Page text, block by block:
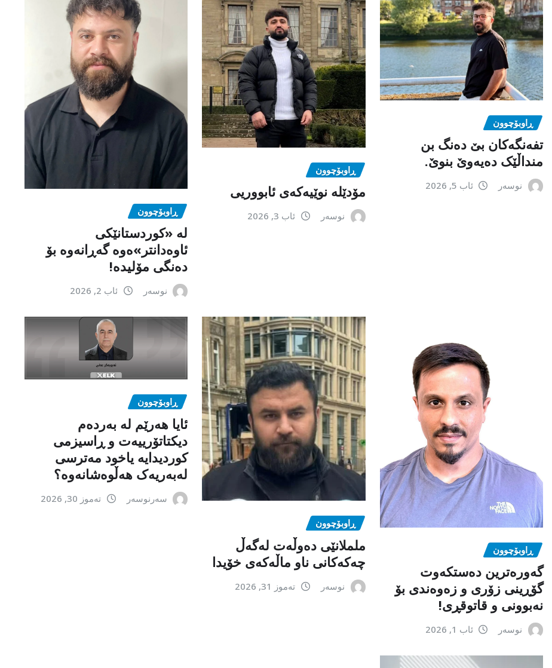
ڕاوبۆچوون
تفەنگەکان بێ دەنگ بن
منداڵێک دەیەوێ بنوێ.
نوسەر ئاب 5, 2026
ڕاوبۆچوون
مۆدێلە نوێیەکەى ئابووریی
نوسەر ئاب 3, 2026 ڕاوبۆچوون
لە «کوردستانێکی
ئاوەدانتر»ەوە گەڕانەوە بۆ
دەنگی مۆلیدە!
نوسەر ئاب 2, 2026
ڕاوبۆچوون
گەورەترین دەستکەوت
گۆڕینی زۆری و زەوەندی بۆ
نەبوونی و قاتوقڕی!
نوسەر ئاب 1, 2026
ڕاوبۆچوون
ململانێی دەوڵەت لەگەڵ
چەکەکانی ناو ماڵەکەی خۆیدا
نوسەر تەموز 31, 2026
ڕاوبۆچوون
ئایا هەرێم لە بەردەم
دیکتاتۆرییەت و ڕاسیزمی
کوردیدایە یاخود مەترسی
لەبەریەک هەڵوەشانەوە؟
سەرنوسەر تەموز 30, 2026